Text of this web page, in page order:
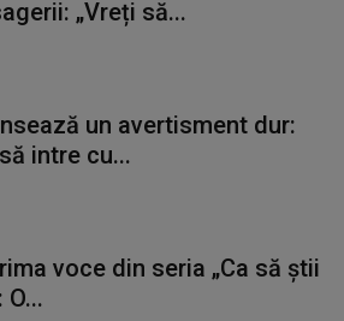
„Vreți să...
un avertisment dur:
intre cu...
voce din seria „Ca să știi